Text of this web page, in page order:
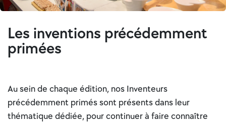
Les inventions précédemment
primées
Au sein de chaque édition, nos Inventeurs
précédemment primés sont présents dans leur
thématique dédiée, pour continuer à faire connaître